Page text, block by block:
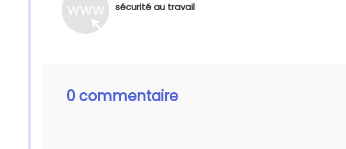
sécurité au travail
0 commentaire